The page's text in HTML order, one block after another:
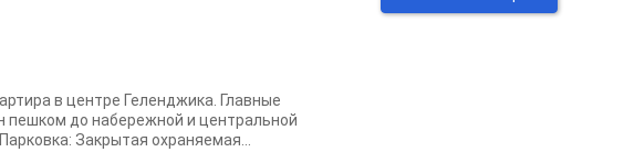
в центре Геленджика. Главные
пешком до набережной и центральной
Закрытая охраняемая...